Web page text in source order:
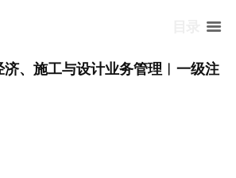
济、施工与设计业务管理︱一级注